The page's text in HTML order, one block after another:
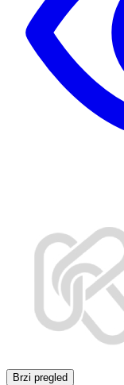
Brzi pregled